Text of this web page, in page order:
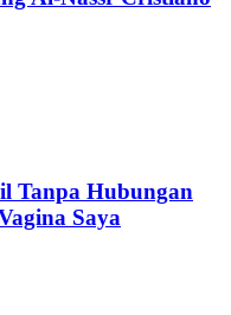
Tanpa Hubungan
Saya